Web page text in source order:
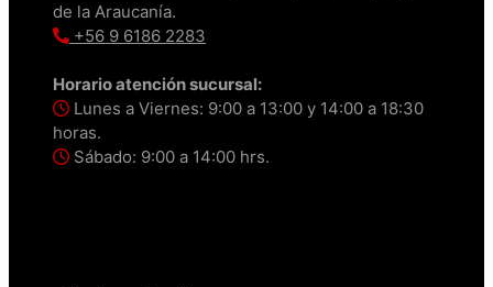
de la Araucanía.
+56 9 6186 2283
Horario atención sucursal:
Lunes a Viernes: 9:00 a 13:00 y 14:00 a 18:30
horas.
Sábado: 9:00 a 14:00 hrs.